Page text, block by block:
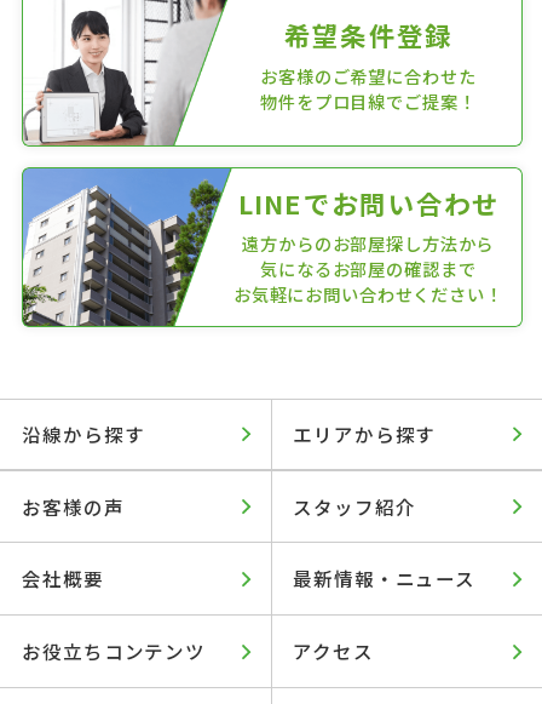
希望条件登録
お客様のご希望に合わせた
物件をプロ目線でご提案！
LINEでお問い合わせ
遠方からのお部屋探し方法から
気になるお部屋の確認まで
お気軽にお問い合わせください！
沿線から探す エリアから探す
お客様の声 スタッフ紹介
会社概要 最新情報・ニュース
お役立ちコンテンツ アクセス